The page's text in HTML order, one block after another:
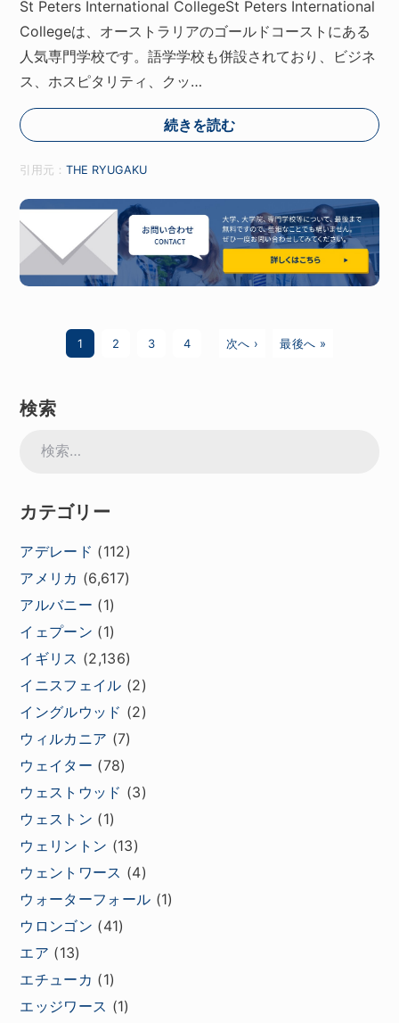
St Peters International CollegeSt Peters International
Collegeは、オーストラリアのゴールドコーストにある
人気専門学校です。語学学校も併設されており、ビジネ
ス、ホスピタリティ、クッ…
続きを読む
引用元：THE RYUGAKU
1 2 3 4 次へ › 最後へ »
検索
カテゴリー
アデレード (112)
アメリカ (6,617)
アルバニー (1)
イェプーン (1)
イギリス (2,136)
イニスフェイル (2)
イングルウッド (2)
ウィルカニア (7)
ウェイター (78)
ウェストウッド (3)
ウェストン (1)
ウェリントン (13)
ウェントワース (4)
ウォーターフォール (1)
ウロンゴン (41)
エア (13)
エチューカ (1)
エッジワース (1)